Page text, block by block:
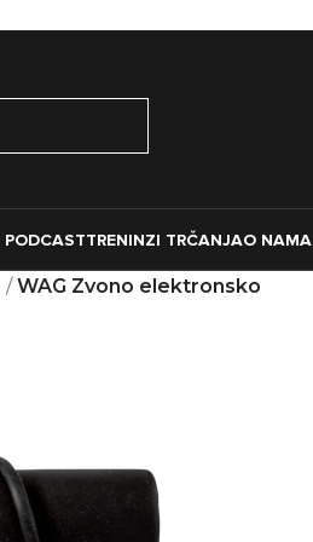
TRENINZI TRČANJAO NAMA
/WAG Zvono elektronsko